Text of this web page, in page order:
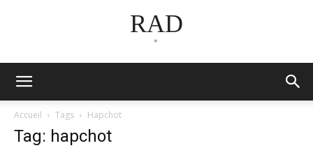
RAD
*
Accueil Tags Hapchot
Tag: hapchot